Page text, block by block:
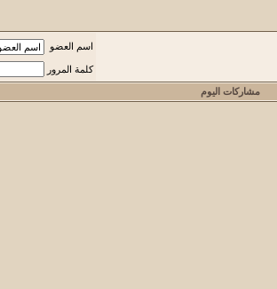
اسم العضو
كلمة المرور
مشاركات اليوم